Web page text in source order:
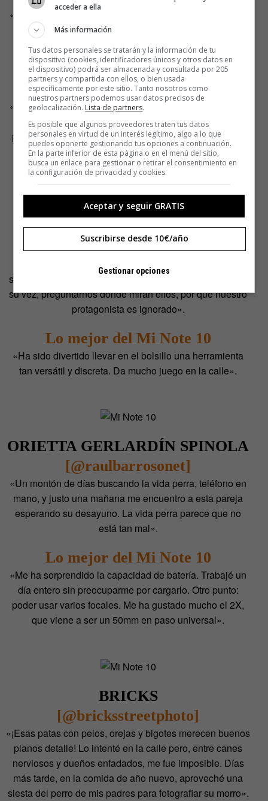
«Un montón de días buscando la vida perra, teléfono en
mano, y justo una mañana me encuentro a esta pareja
esperando su desayuno. La vida perra parece que no
está tan mal».
Lo mejor del Mi Note 10
«Me ha sorprendido la capacidad de batería. Trabajé un
día entero sin preocuparme por cargarlo. Otro punto:
poder usar varios focales. Me ha gustado mucho el 2X,
que viene a ser un 50mm en paso universal».
IRENE FABREGUES
[@irenefabregues]
«Me llamó la atención ese cruce de miradas; cómo el
sujeto nos invita a mirar a los perros de la otra acera, y a
su vez, preguntarnos dónde miran ellos, por qué nuestro
protagonista es ignorado».
Lo mejor del Mi Note 10
«Ha sido divertido llevar en el bolsillo una herramienta
tan versátil y discreta. Da mucho juego en la calle».
ORIETTA GERLARDÍN SPINOLA
[@raulbarrosonet]
«Un montón de días buscando la vida perra, teléfono en
mano, y justo una mañana me encuentro a esta pareja
esperando su desayuno. La vida perra parece que no
está tan mal».
Lo mejor del Mi Note 10
«Me ha sorprendido la capacidad de batería. Trabajé un
día entero sin preocuparme por cargarlo. Otro punto:
poder usar varios focales. Me ha gustado mucho el 2X,
que viene a ser un 50mm en paso universal».
BRICKS
[@bricksstreetphoto]
«¡Esas patas con pelos, orejas y bigotes merecen buenos
planos detalle! Lo intenté en la calle pero, entre canes
nerviosos y dueños enfadados, me fue imposible. Días
más tarde, en la comida de año nuevo, aproveché una
siesta del perro de mis padres para fotografiar su morro».
acceder a ella
Más información
Tus datos personales se tratarán y la información de tu
dispositivo (cookies, identificadores únicos y otros datos en
el dispositivo) podrá ser almacenada y consultada por 205
partners y compartida con ellos, o bien usada
específicamente por este sitio. Tanto nosotros como
nuestros partners podemos usar datos precisos de
geolocalización. Lista de partners.
Es posible que algunos proveedores traten tus datos
personales en virtud de un interés legítimo, algo a lo que
puedes oponerte gestionando tus opciones a continuación.
En la parte inferior de esta página o en el menú del sitio,
busca un enlace para gestionar o retirar el consentimiento en
la configuración de privacidad y cookies.
Aceptar y seguir GRATIS
Suscribirse desde 10€/año
Gestionar opciones